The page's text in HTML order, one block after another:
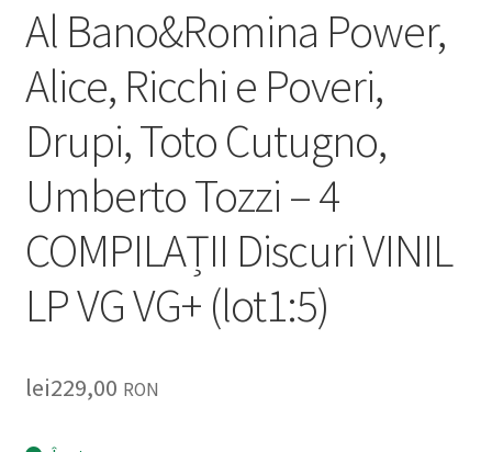
Al Bano&Romina Power,
Alice, Ricchi e Poveri,
Drupi, Toto Cutugno,
Umberto Tozzi – 4
COMPILAȚII Discuri VINIL
LP VG VG+ (lot1:5)
lei229,00 RON